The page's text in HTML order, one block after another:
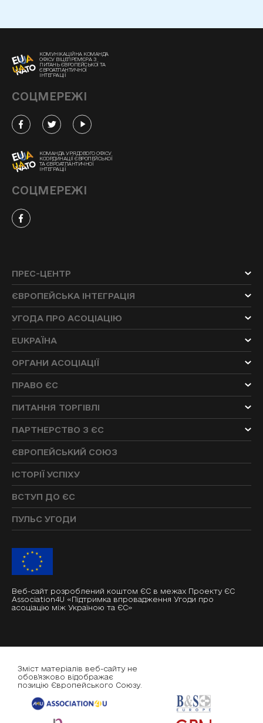
КОМУНІКАЦІЙНА КОМАНДА
ОФІСУ ВІЦЕПРЕМ'ЄРА З
ПИТАНЬ ЄВРОПЕЙСЬКОЇ ТА
ЄВРОАТЛАНТИЧНОЇ
ІНТЕГРАЦІЇ
СОЦМЕРЕЖІ
КОМАНДА УРЯДОВОГО ОФІСУ
КООРДИНАЦІЇ ЄВРОПЕЙСЬКОЇ
ТА ЄВРОАТЛАНТИЧНОЇ
ІНТЕГРАЦІЇ
СОЦМЕРЕЖІ
ПРЕС-ЦЕНТР
ЄВРОПЕЙСЬКА ІНТЕГРАЦІЯ
УГОДА ПРО АСОЦІАЦІЮ
EUKРАЇНА
ОРГАНИ АСОЦІАЦІЇ
ПРАВО ЄС
ПИТАННЯ ТОРГІВЛІ
ПАРТНЕРСТВО З ЄС
ЄВРОПЕЙСЬКИЙ СОЮЗ
ІСТОРІЇ УСПІХУ
ВСТУП ДО ЄС
ПУЛЬС УГОДИ
Веб-сайт розроблений коштом ЄС в межах Проекту ЄС
Association4U «Підтримка впровадження Угоди про
асоціацію між Україною та ЄС»
Зміст матеріалів веб-сайту не
обов'язково відображає
позицію Європейського Союзу.